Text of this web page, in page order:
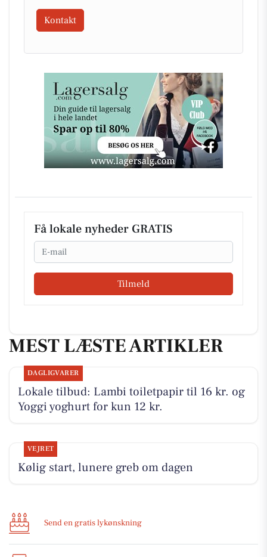
Kontakt
Få lokale nyheder GRATIS
Email
Tilmeld
MEST LÆSTE ARTIKLER
DAGLIGVARER
Lokale tilbud: Lambi toiletpapir til 16 kr. og
Yoggi yoghurt for kun 12 kr.
VEJRET
Kølig start, lunere greb om dagen
Send en gratis lykønskning